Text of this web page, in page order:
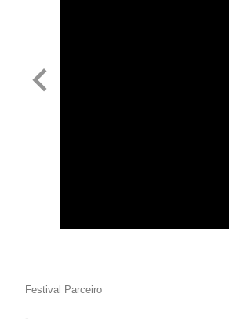
Festival Parceiro
-